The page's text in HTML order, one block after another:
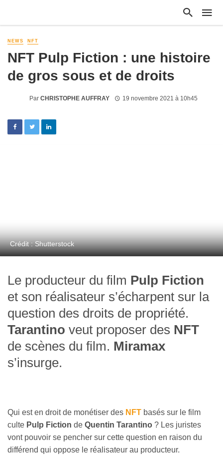
NEWS NFT
NFT Pulp Fiction : une histoire
de gros sous et de droits
Par CHRISTOPHE AUFFRAY 19 novembre 2021 à 10h45
Crédit : Shutterstock
Le producteur du film Pulp Fiction
et son réalisateur s’écharpent sur la
question des droits de propriété.
Tarantino veut proposer des NFT
de scènes du film. Miramax
s’insurge.
Qui est en droit de monétiser des NFT basés sur le film
culte Pulp Fiction de Quentin Tarantino ? Les juristes
vont pouvoir se pencher sur cette question en raison du
différend qui oppose le réalisateur au producteur.